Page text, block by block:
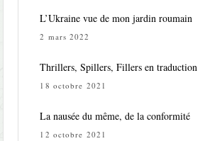
L’Ukraine vue de mon jardin roumain
2 mars 2022
Thrillers, Spillers, Fillers en traduction
18 octobre 2021
La nausée du même, de la conformité
12 octobre 2021